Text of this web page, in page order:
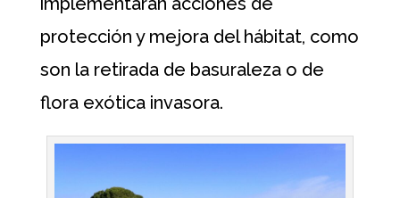
protección y mejora del hábitat, como
son la retirada de basuraleza o de
flora exótica invasora.